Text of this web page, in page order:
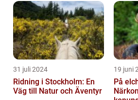
31 juli 2024
Ridning i Stockholm: En
Väg till Natur och Äventyr
19 juni
På